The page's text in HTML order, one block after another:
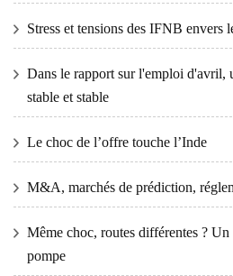
Stress et tensions des IFNB envers
Dans le rapport sur l'emploi d'avril,
stable et stable
Le choc de l’offre touche l’Inde
M&A, marchés de prédiction,
Même choc, routes différentes ?
pompe